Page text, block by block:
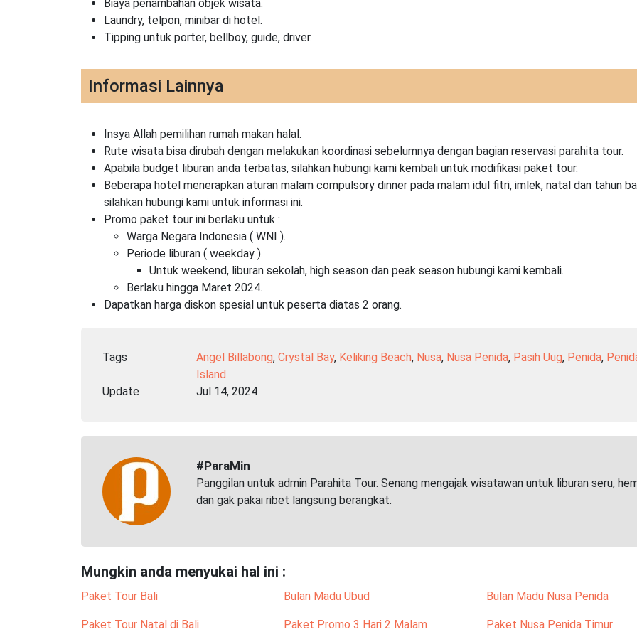
Biaya penambahan objek wisata.
Laundry, telpon, minibar di hotel.
Tipping untuk porter, bellboy, guide, driver.
Informasi Lainnya
Insya Allah pemilihan rumah makan halal.
Rute wisata bisa dirubah dengan melakukan koordinasi sebelumnya dengan bagian reservasi parahita tour.
Apabila budget liburan anda terbatas, silahkan hubungi kami kembali untuk modifikasi paket tour.
Beberapa hotel menerapkan aturan malam compulsory dinner pada malam idul fitri, imlek, natal dan tahun
silahkan hubungi kami untuk informasi ini.
Promo paket tour ini berlaku untuk :
Warga Negara Indonesia ( WNI ).
Periode liburan ( weekday ).
Untuk weekend, liburan sekolah, high season dan peak season hubungi kami kembali.
Berlaku hingga Maret 2024.
Dapatkan harga diskon spesial untuk peserta diatas 2 orang.
Tags Angel Billabong,Crystal Bay, Keliking Beach, Nusa, Nusa Penida, Pasih Uug, Penida,
Island
Update
Jul 14, 2024
#ParaMin
Panggilan untuk admin Parahita Tour. Senang mengajak wisatawan untuk liburan seru,
dan gak pakai ribet langsung berangkat.
Mungkin anda menyukai hal ini :
Paket Tour Bali Bulan Madu Ubud Bulan Madu Nusa Penida
Paket Tour Natal di Bali Paket Promo 3 Hari 2 Malam Paket Nusa Penida Timur